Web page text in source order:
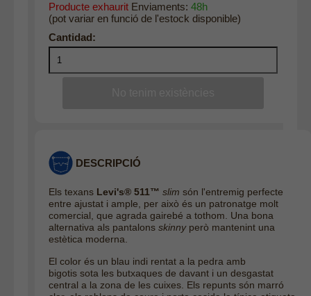
Producte exhaurit Enviaments: 48h
(pot variar en funció de l'estock disponible)
DESCRIPCIÓ
Els texans Levi's® 511™ slim són l'entremig perfecte
entre ajustat i ample, per això és un patronatge molt
comercial, que agrada gairebé a tothom. Una bona
alternativa als pantalons skinnyperò mantenint una
estètica moderna.
El color és un blau indi rentat a la pedra amb
bigotis sota les butxaques de davant i un desgastat
central a la zona de les cuixes. Els repunts són marró